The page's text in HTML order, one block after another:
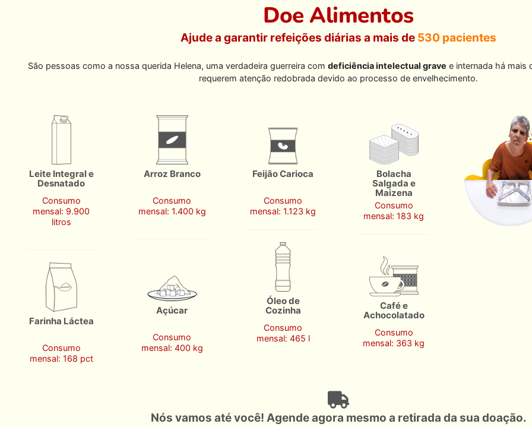
Doe Alimentos
Ajude a garantir refeições diárias a mais de 530 pacientes
São pessoas como a nossa querida Helena, uma verdadeira guerreira com deficiência intelectual grave e internada há mais
requerem atenção redobrada devido ao processo de envelhecimento.
Leite Integral e
Desnatado
Consumo
mensal: 9.900
litros
Farinha Láctea
Consumo
mensal: 168 pct
Arroz Branco
Consumo
mensal: 1.400 kg
Açúcar
Consumo
mensal: 400 kg
Feijão Carioca
Consumo
mensal: 1.123 kg
Óleo de
Cozinha
Consumo
mensal: 465 l
Bolacha
Salgada e
Maizena
Consumo
mensal: 183 kg
Café e
Achocolatado
Consumo
mensal: 363 kg
Nós vamos até você! Agende agora mesmo a retirada da sua doação.